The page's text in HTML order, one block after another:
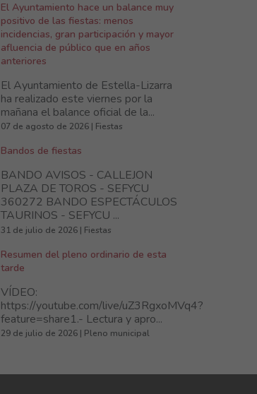
El Ayuntamiento hace un balance muy
positivo de las fiestas: menos
incidencias, gran participación y mayor
afluencia de público que en años
anteriores
El Ayuntamiento de Estella-Lizarra
ha realizado este viernes por la
mañana el balance oficial de la...
07 de agosto de 2026 | Fiestas
Bandos de fiestas
BANDO AVISOS - CALLEJON
PLAZA DE TOROS - SEFYCU
360272 BANDO ESPECTÁCULOS
TAURINOS - SEFYCU ...
31 de julio de 2026 | Fiestas
Resumen del pleno ordinario de esta
tarde
VÍDEO:
https://youtube.com/live/uZ3RgxoMVq4?
feature=share1.- Lectura y apro...
29 de julio de 2026 | Pleno municipal